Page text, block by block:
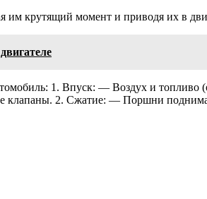
им крутящий момент и приводя их в
1. Впуск: — Воздух и
клапаны. 2. Сжатие: — Поршни